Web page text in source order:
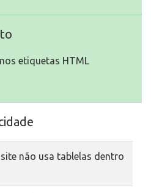
etiquetas HTML
site não usa tablelas dentro